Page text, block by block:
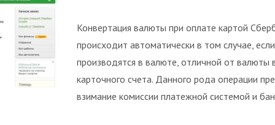
Конвертация валюты при оплате картой
происходит автоматически в том случае,
производятся в валюте, отличной от валюты
карточного счета. Данного рода операции
взимание комиссии платежной системой и